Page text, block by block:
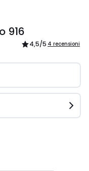
916
4,5/5 4 recensioni